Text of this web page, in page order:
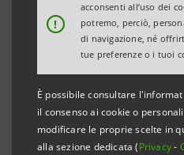
!
acconsenti all’uso dei
potremo, perciò,
di navigazione, né
tue preferenze o i tuoi
È possibile consultare
il consenso ai cookie o
modificare le proprie scelte in
alla sezione dedicata (Privacy-
STORIA, IL VENETO
Nella stessa giornata si
CdA che ha deliberato il
Culturale Nina Vola
letterario “CartaCarbone”.
Illustrata una ricerca